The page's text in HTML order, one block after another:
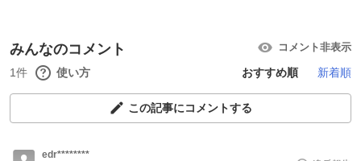
みんなのコメント コメント非表示
1件 使い方 おすすめ順 新着順
この記事にコメントする
edr********